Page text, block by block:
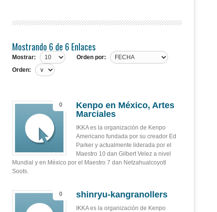
Mostrando 6 de 6 Enlaces
Mostrar:
Orden por:
Orden:
0
Kenpo en México, Artes
Marciales
IKKA es la organización de Kenpo
Americano fundada por su creador Ed
Parker y actualmente liderada por el
Maestro 10 dan Gilbert Velez a nivel
Mundial y en México por el Maestro 7 dan Netzahualcoyotl
Soots.
0 shinryu-kangranollers
IKKA es la organización de Kenpo